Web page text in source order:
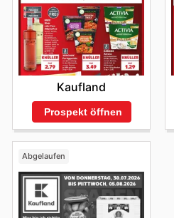
Kaufland
Prospekt öffnen
Abgelaufen